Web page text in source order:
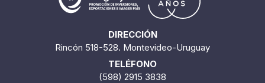
DIRECCIÓN
Rincón 518-528. Montevideo-Uruguay
TELÉFONO
(598) 2915 3838